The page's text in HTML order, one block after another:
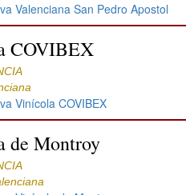
COVIBEX
de Montroy